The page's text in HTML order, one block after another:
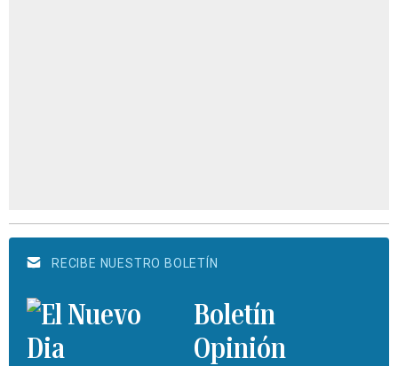
RECIBE NUESTRO BOLETÍN
Boletín
Opinión